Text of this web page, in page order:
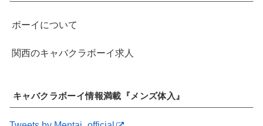
ボーイについて
関西のキャバクラボーイ求人
キャバクラボーイ情報満載『メンズ体入』